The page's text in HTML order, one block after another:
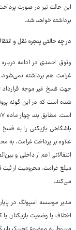
این حالت نیز در صورت
برداشته خواهد شد.
در چه حالتی پنجره نقل و
وثوق احمدی در ادامه
غرامت هم برداشته
جهت فسخ غیر موجه قرارداد
باشگاهی بازیکنی را به
علاوه بر پرداخت غرامت، به
انتقالاتی اعم از داخلی و
مبلغ غرامت، محرومیت از ثبت
می‌کند.
مدیر موسسه اسپولگ در
اختلاف یا وضعیت بازیکنان